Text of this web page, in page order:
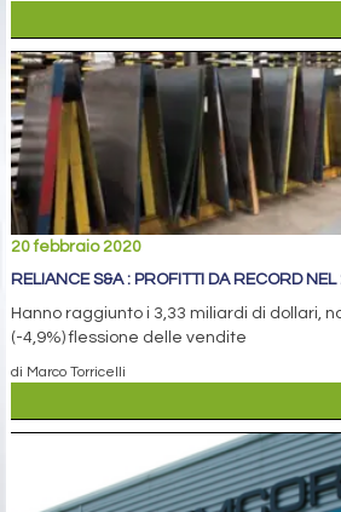
20 febbraio 2020
RELIANCE S&A : PROFITTI DA RECORD
Hanno raggiunto i 3,33 miliardi di dollari,
(-4,9%) flessione delle vendite
di Marco Torricelli